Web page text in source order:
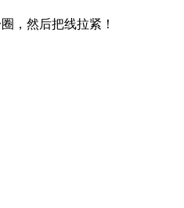
，然后把线拉紧！